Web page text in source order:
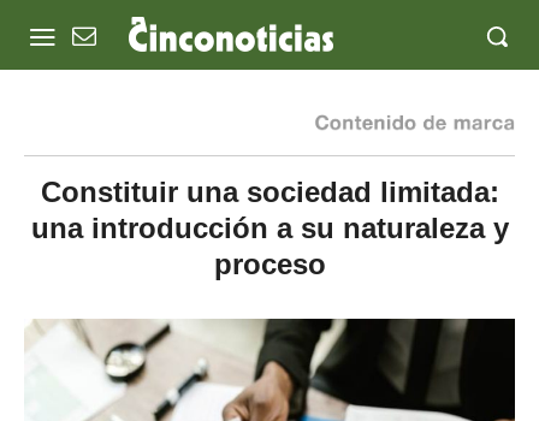
Constituir una sociedad limitada:
una introducción a su naturaleza y
proceso